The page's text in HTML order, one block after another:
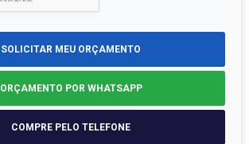
SOLICITAR MEU ORÇAMENTO
ORÇAMENTO POR WHATSAPP
COMPRE PELO TELEFONE